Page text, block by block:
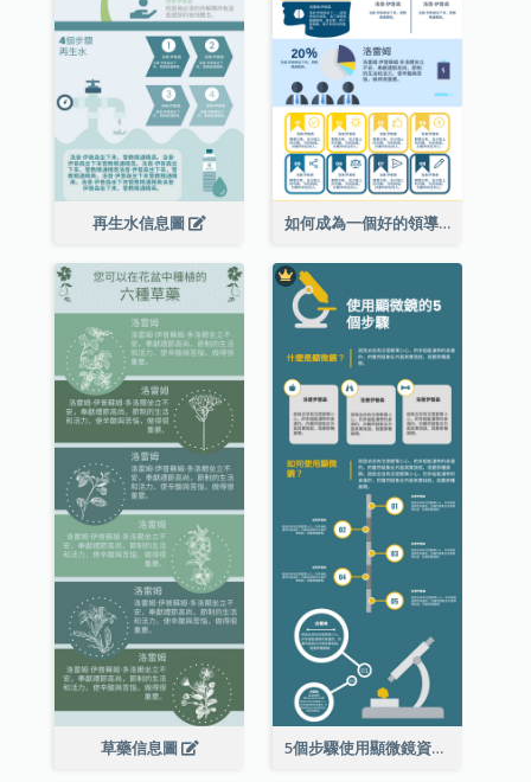
再生水信息圖 如何成為一個好的領導者信息圖
草藥信息圖 5個步驟使用顯微鏡資料圖